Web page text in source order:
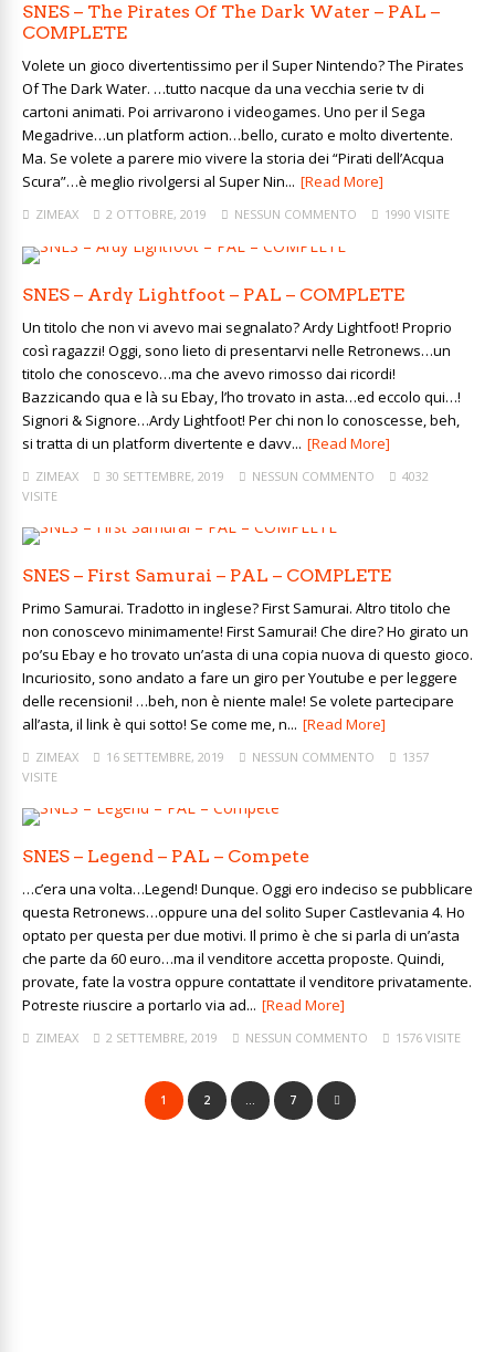
SNES – The Pirates Of The Dark Water – PAL –
COMPLETE
Volete un gioco divertentissimo per il Super Nintendo? The Pirates
Of The Dark Water. …tutto nacque da una vecchia serie tv di
cartoni animati. Poi arrivarono i videogames. Uno per il Sega
Megadrive…un platform action…bello, curato e molto divertente.
Ma. Se volete a parere mio vivere la storia dei “Pirati dell’Acqua
Scura”…è meglio rivolgersi al Super Nin... [Read More]
ZIMEAX 2 OTTOBRE, 2019 NESSUN COMMENTO 1990 VISITE
SNES – Ardy Lightfoot – PAL – COMPLETE
Un titolo che non vi avevo mai segnalato? Ardy Lightfoot! Proprio
così ragazzi! Oggi, sono lieto di presentarvi nelle Retronews…un
titolo che conoscevo…ma che avevo rimosso dai ricordi!
Bazzicando qua e là su Ebay, l’ho trovato in asta…ed eccolo qui…!
Signori & Signore…Ardy Lightfoot! Per chi non lo conoscesse, beh,
si tratta di un platform divertente e davv... [Read More]
ZIMEAX 30 SETTEMBRE, 2019 NESSUN COMMENTO
4032
VISITE
SNES – First Samurai – PAL – COMPLETE
Primo Samurai. Tradotto in inglese? First Samurai. Altro titolo che
non conoscevo minimamente! First Samurai! Che dire? Ho girato un
po’su Ebay e ho trovato un’asta di una copia nuova di questo gioco.
Incuriosito, sono andato a fare un giro per Youtube e per leggere
delle recensioni! …beh, non è niente male! Se volete partecipare
all’asta, il link è qui sotto! Se come me, n... [Read More]
ZIMEAX 16 SETTEMBRE, 2019 NESSUN COMMENTO
1357
VISITE
SNES – Legend – PAL – Compete
…c’era una volta…Legend! Dunque. Oggi ero indeciso se pubblicare
questa Retronews…oppure una del solito Super Castlevania 4. Ho
optato per questa per due motivi. Il primo è che si parla di un’asta
che parte da 60 euro…ma il venditore accetta proposte. Quindi,
provate, fate la vostra oppure contattate il venditore privatamente.
Potreste riuscire a portarlo via ad... [Read More]
ZIMEAX 2 SETTEMBRE, 2019 NESSUN COMMENTO 1576 VISITE
1 2 … 7